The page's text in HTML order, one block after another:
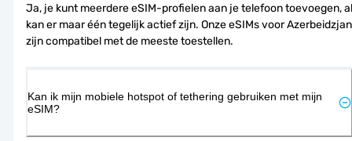
Ja, je kunt meerdere eSIM-profielen aan je telefoon toevoegen, al
kan er maar één tegelijk actief zijn. Onze eSIMs voor Azerbeidzjan
zijn compatibel met de meeste toestellen.
Kan ik mijn mobiele hotspot of tethering gebruiken met mijn
eSIM?